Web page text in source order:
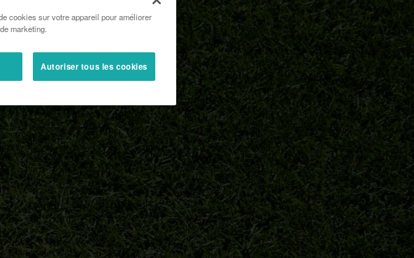
cookies sur votre appareil pour améliorer
marketing.
Autoriser tous les cookies